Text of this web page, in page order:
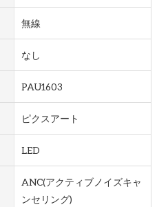
無線
なし
PAU1603
ピクスアート
LED
ANC(アクティブノイズキャ
ンセリング)